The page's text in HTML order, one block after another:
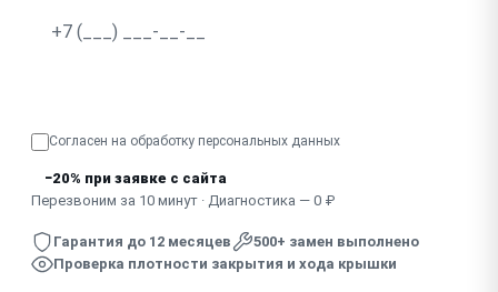
Согласен на обработку персональных данных
−20% при заявке с сайта
Перезвоним за 10 минут · Диагностика — 0 ₽
Гарантия до 12 месяцев
500+ замен выполнено
Проверка плотности закрытия и хода крышки